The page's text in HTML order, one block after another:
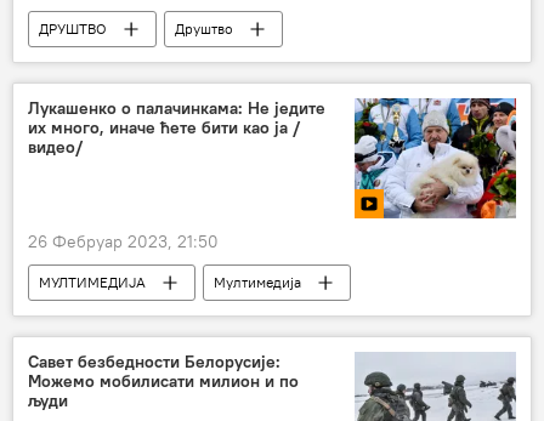
ДРУШТВО
Друштво
Србија – друштво
Економија
Саобраћај и инфраструктура
Лукашенко о палачинкама: Не једите
их много, иначе ћете бити као ја /
видео/
26 Фебруар 2023, 21:50
МУЛТИМЕДИЈА
Мултимедија
Видео-клуб
Савет безбедности Белорусије:
Можемо мобилисати милион и по
људи